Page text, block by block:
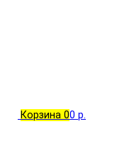
Корзина 00 р.